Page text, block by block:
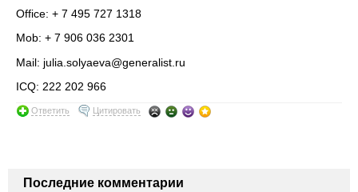
Office: + 7 495 727 1318
Mob: + 7 906 036 2301
Mail: julia.solyaeva@generalist.ru
ICQ: 222 202 966
Ответить Цитировать
Последние комментарии